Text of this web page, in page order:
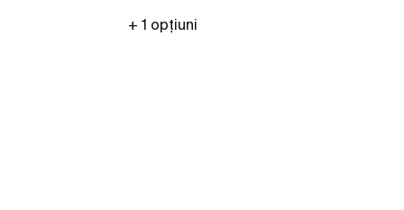
+ 1 opțiuni